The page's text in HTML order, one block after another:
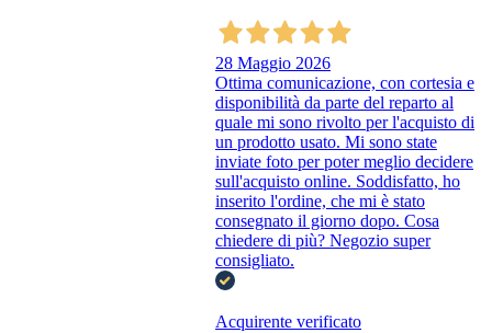
28 Maggio 2026
Ottima comunicazione, con cortesia e
disponibilità da parte del reparto al
quale mi sono rivolto per l'acquisto di
un prodotto usato. Mi sono state
inviate foto per poter meglio decidere
sull'acquisto online. Soddisfatto, ho
inserito l'ordine, che mi è stato
consegnato il giorno dopo. Cosa
chiedere di più? Negozio super
consigliato.
Acquirente verificato